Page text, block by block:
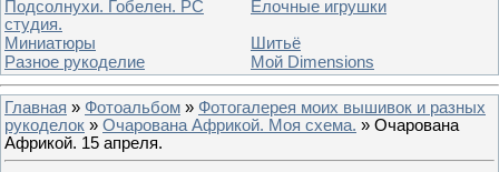
Подсолнухи. Гобелен. РС
студия.
Ёлочные игрушки
Миниатюры
Шитьё
Разное рукоделие
Мой Dimensions
Главная » Фотоальбом » Фотогалерея моих вышивок и разных
рукоделок » Очарована Африкой. Моя схема. » Очарована
Африкой. 15 апреля.